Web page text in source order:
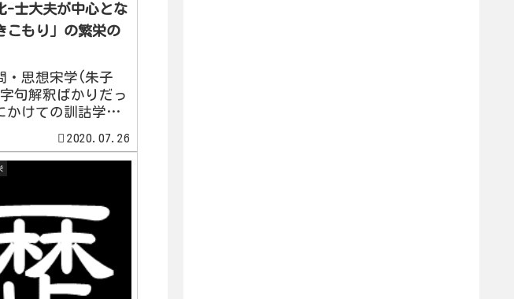
-士大夫が中心とな
こもり」の繁栄の
・思想宋学(朱子
句解釈ばかりだっ
かけての訓詁学を
し、同時に知の実
た新たな儒教学。
宇宙論からの、
2020.07.26